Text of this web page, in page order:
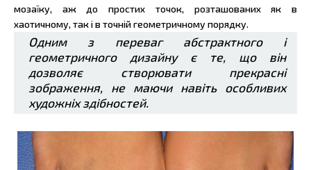
мозаїку, аж до простих точок, розташованих як в
хаотичному, так і в точній геометричному порядку.
Одним з переваг абстрактного і
геометричного дизайну є те, що він
дозволяє створювати прекрасні
зображення, не маючи навіть особливих
художніх здібностей.